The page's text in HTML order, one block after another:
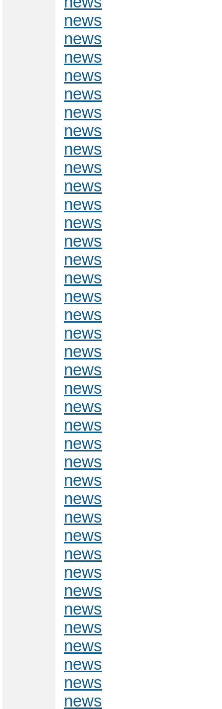
news
news
news
news
news
news
news
news
news
news
news
news
news
news
news
news
news
news
news
news
news
news
news
news
news
news
news
news
news
news
news
news
news
news
news
news
news
news